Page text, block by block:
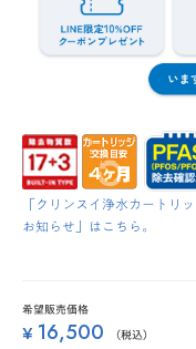
「クリンスイ浄水カートリ
お知らせ」はこちら。
希望販売価格
¥ 16,500 （税込）